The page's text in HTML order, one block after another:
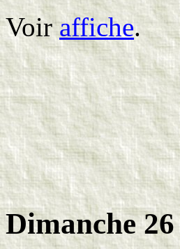
Voiraffiche.
Dimanche